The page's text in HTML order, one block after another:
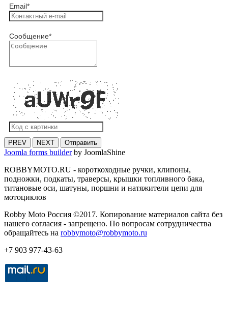
Email*
Сообщение*
PREV NEXT Отправить
Joomla forms builderby JoomlaShine
ROBBYMOTO.RU - короткоходные ручки, клипоны,
подножки, подкаты, траверсы, крышки топливного бака,
титановые оси, шатуны, поршни и натяжители цепи для
мотоциклов
Robby Moto Россия ©2017. Копирование материалов сайта без
нашего согласия - запрещено. По вопросам сотрудничества
обращайтесь на robbymoto@robbymoto.ru
+7 903 977-43-63